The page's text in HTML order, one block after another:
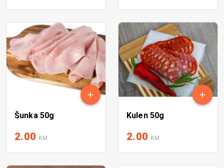
Šunka 50g
2.00 KM
Kulen 50g
2.00 KM